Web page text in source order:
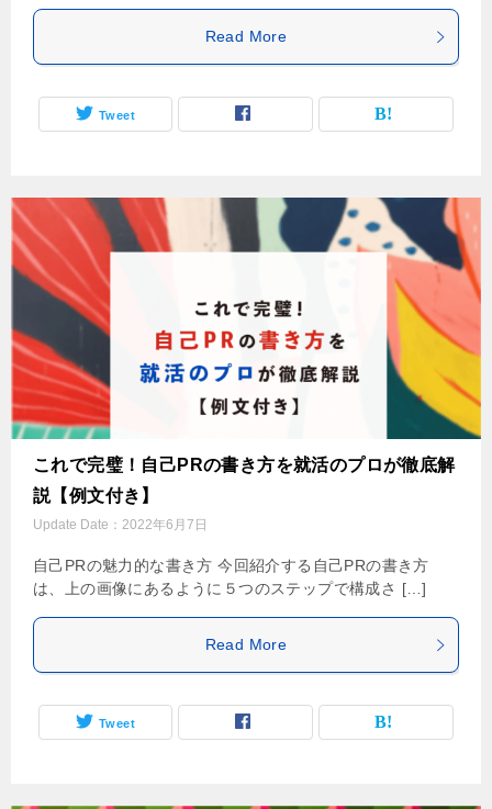
Read More
Tweet
これで完璧！自己PRの書き方を就活のプロが徹底解
説【例文付き】
Update Date： 2022年6月7日
自己PRの魅力的な書き方 今回紹介する自己PRの書き方
は、上の画像にあるように５つのステップで構成さ […]
Read More
Tweet